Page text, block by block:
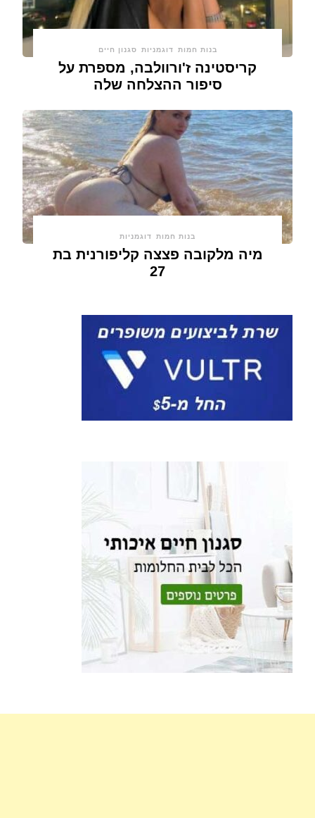
בנות חמות דוגמניות סגנון חיים
קריסטינה ז'ורוולבה, מספרת על
סיפור ההצלחה שלה
בנות חמות דוגמניות
מיה מלקובה פצצה קליפורנית בת
27